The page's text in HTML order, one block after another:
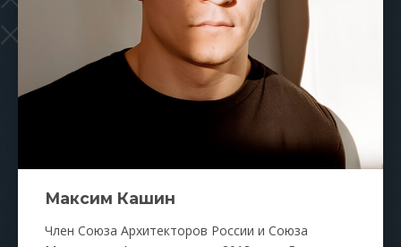
Максим Кашин
Член Союза Архитекторов России и Союза